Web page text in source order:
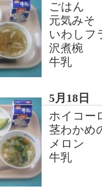
ごはん
元気みそ
いわしフ
沢煮椀
牛乳
5月18日
ホイコー
茎わかめ
メロン
牛乳